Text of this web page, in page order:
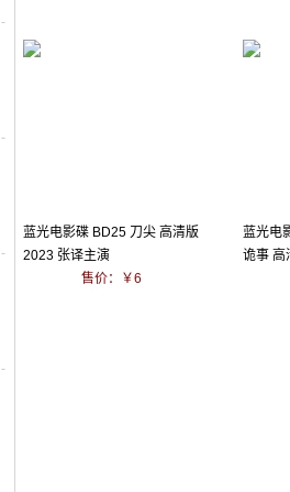
蓝光电影碟 BD25 刀尖 高清版
2023 张译主演
售价：￥6
蓝光电
诡事 高